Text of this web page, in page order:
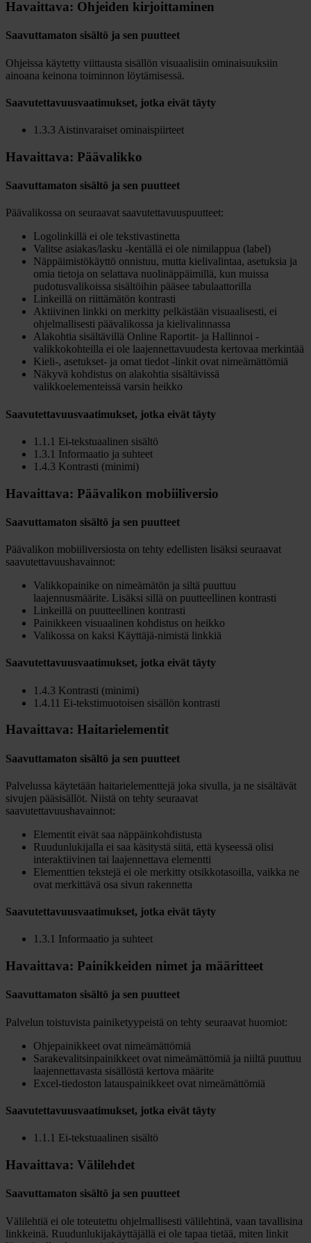
Havaittava: Ohjeiden kirjoittaminen
Saavuttamaton sisältö ja sen puutteet
Ohjeissa käytetty viittausta sisällön visuaalisiin ominaisuuksiin
ainoana keinona toiminnon löytämisessä.
Saavutettavuusvaatimukset, jotka eivät täyty
1.3.3 Aistinvaraiset ominaispiirteet
Havaittava: Päävalikko
Saavuttamaton sisältö ja sen puutteet
Päävalikossa on seuraavat saavutettavuuspuutteet:
Logolinkillä ei ole tekstivastinetta
Valitse asiakas/lasku -kentällä ei ole nimilappua (label)
Näppäimistökäyttö onnistuu, mutta kielivalintaa, asetuksia ja
omia tietoja on selattava nuolinäppäimillä, kun muissa
pudotusvalikoissa sisältöihin pääsee tabulaattorilla
Linkeillä on riittämätön kontrasti
Aktiivinen linkki on merkitty pelkästään visuaalisesti, ei
ohjelmallisesti päävalikossa ja kielivalinnassa
Alakohtia sisältävillä Online Raportit- ja Hallinnoi -
valikkokohteilla ei ole laajennettavuudesta kertovaa merkintää
Kieli-, asetukset- ja omat tiedot -linkit ovat nimeämättömiä
Näkyvä kohdistus on alakohtia sisältävissä
valikkoelementeissä varsin heikko
Saavutettavuusvaatimukset, jotka eivät täyty
1.1.1 Ei-tekstuaalinen sisältö
1.3.1 Informaatio ja suhteet
1.4.3 Kontrasti (minimi)
Havaittava: Päävalikon mobiiliversio
Saavuttamaton sisältö ja sen puutteet
Päävalikon mobiiliversiosta on tehty edellisten lisäksi seuraavat
saavutettavuushavainnot:
Valikkopainike on nimeämätön ja siltä puuttuu
laajennusmäärite. Lisäksi sillä on puutteellinen kontrasti
Linkeillä on puutteellinen kontrasti
Painikkeen visuaalinen kohdistus on heikko
Valikossa on kaksi Käyttäjä-nimistä linkkiä
Saavutettavuusvaatimukset, jotka eivät täyty
1.4.3 Kontrasti (minimi)
1.4.11 Ei-tekstimuotoisen sisällön kontrasti
Havaittava: Haitarielementit
Saavuttamaton sisältö ja sen puutteet
Palvelussa käytetään haitarielementtejä joka sivulla, ja ne sisältävät
sivujen pääsisällöt. Niistä on tehty seuraavat
saavutettavuushavainnot:
Elementit eivät saa näppäinkohdistusta
Ruudunlukijalla ei saa käsitystä siitä, että kyseessä olisi
interaktiivinen tai laajennettava elementti
Elementtien tekstejä ei ole merkitty otsikkotasoilla, vaikka ne
ovat merkittävä osa sivun rakennetta
Saavutettavuusvaatimukset, jotka eivät täyty
1.3.1 Informaatio ja suhteet
Havaittava: Painikkeiden nimet ja määritteet
Saavuttamaton sisältö ja sen puutteet
Palvelun toistuvista painiketyypeistä on tehty seuraavat huomiot:
Ohjepainikkeet ovat nimeämättömiä
Sarakevalitsinpainikkeet ovat nimeämättömiä ja niiltä puuttuu
laajennettavasta sisällöstä kertova määrite
Excel-tiedoston latauspainikkeet ovat nimeämättömiä
Saavutettavuusvaatimukset, jotka eivät täyty
1.1.1 Ei-tekstuaalinen sisältö
Havaittava: Välilehdet
Saavuttamaton sisältö ja sen puutteet
Välilehtiä ei ole toteutettu ohjelmallisesti välilehtinä, vaan tavallisina
linkkeinä. Ruudunlukijakäyttäjällä ei ole tapaa tietää, miten linkit